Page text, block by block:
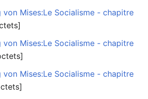
von Mises:Le Socialisme - chapitre
von Mises:Le Socialisme - chapitre
von Mises:Le Socialisme - chapitre